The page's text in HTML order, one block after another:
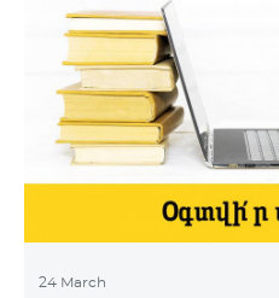
24 March